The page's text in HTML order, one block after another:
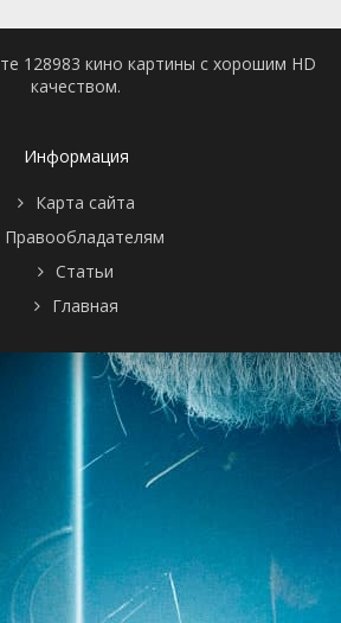
128983 кино картины с хорошим HD
качеством.
Информация
Карта сайта
Правообладателям
Статьи
Главная